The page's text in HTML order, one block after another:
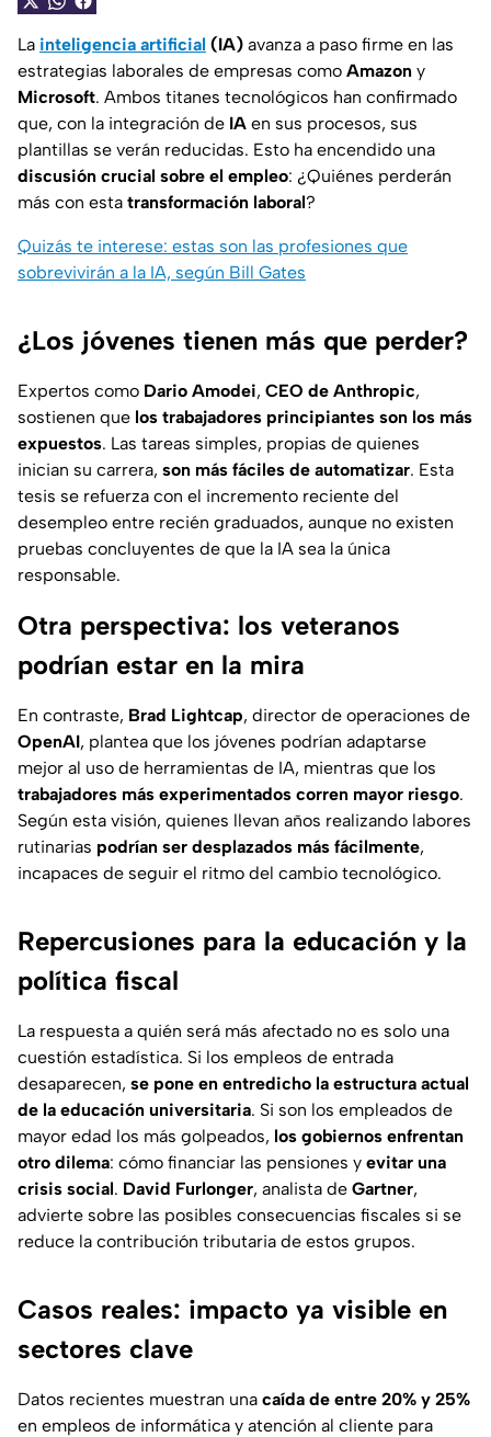
La inteligencia artificial (IA) avanza a paso firme en las
estrategias laborales de empresas como Amazon y
Microsoft. Ambos titanes tecnológicos han confirmado
que, con la integración de IA en sus procesos, sus
plantillas se verán reducidas. Esto ha encendido una
discusión crucial sobre el empleo: ¿Quiénes perderán
más con esta transformación laboral?
Quizás te interese: estas son las profesiones que
sobrevivirán a la IA, según Bill Gates
¿Los jóvenes tienen más que perder?
Expertos como Dario Amodei, CEO de Anthropic,
sostienen que los trabajadores principiantes son los más
expuestos. Las tareas simples, propias de quienes
inician su carrera, son más fáciles de automatizar. Esta
tesis se refuerza con el incremento reciente del
desempleo entre recién graduados, aunque no existen
pruebas concluyentes de que la IA sea la única
responsable.
Otra perspectiva: los veteranos
podrían estar en la mira
En contraste, Brad Lightcap, director de operaciones de
OpenAI, plantea que los jóvenes podrían adaptarse
mejor al uso de herramientas de IA, mientras que los
trabajadores más experimentados corren mayor riesgo.
Según esta visión, quienes llevan años realizando labores
rutinarias podrían ser desplazados más fácilmente,
incapaces de seguir el ritmo del cambio tecnológico.
Repercusiones para la educación y la
política fiscal
La respuesta a quién será más afectado no es solo una
cuestión estadística. Si los empleos de entrada
desaparecen, se pone en entredicho la estructura actual
de la educación universitaria. Si son los empleados de
mayor edad los más golpeados, los gobiernos enfrentan
otro dilema: cómo financiar las pensiones y evitar una
crisis social. David Furlonger, analista de Gartner,
advierte sobre las posibles consecuencias fiscales si se
reduce la contribución tributaria de estos grupos.
Casos reales: impacto ya visible en
sectores clave
Datos recientes muestran una caída de entre 20% y 25%
en empleos de informática y atención al cliente para